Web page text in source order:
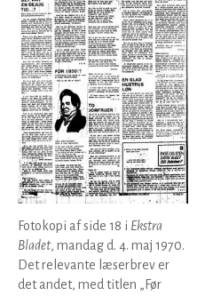
Fotokopi af side 18 i Ekstra
Bladet, mandag d. 4. maj 1970.
Det relevante læserbrev er
det andet, med titlen „Før